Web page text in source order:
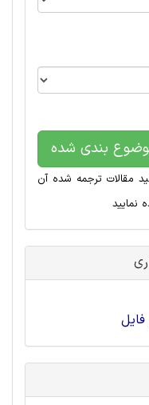
بندی شده
مقالات ترجمه شده آن